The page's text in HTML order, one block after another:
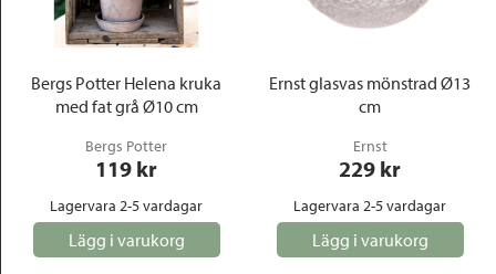
Bergs Potter Helena kruka
med fat grå Ø10 cm
Bergs Potter
119 kr
Lagervara 2-5 vardagar
Lägg i varukorg
Ernst glasvas mönstrad Ø13
cm
Ernst
229 kr
Lagervara 2-5 vardagar
Lägg i varukorg